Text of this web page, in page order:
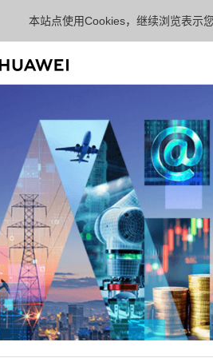
本站点使用Cookies，继续浏览表示